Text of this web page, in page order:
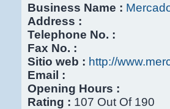
Business Name :
Address :
Telephone No. :
Fax No. :
Sitio web : http://
Email :
Opening Hours :
Rating : 107 Out Of 190